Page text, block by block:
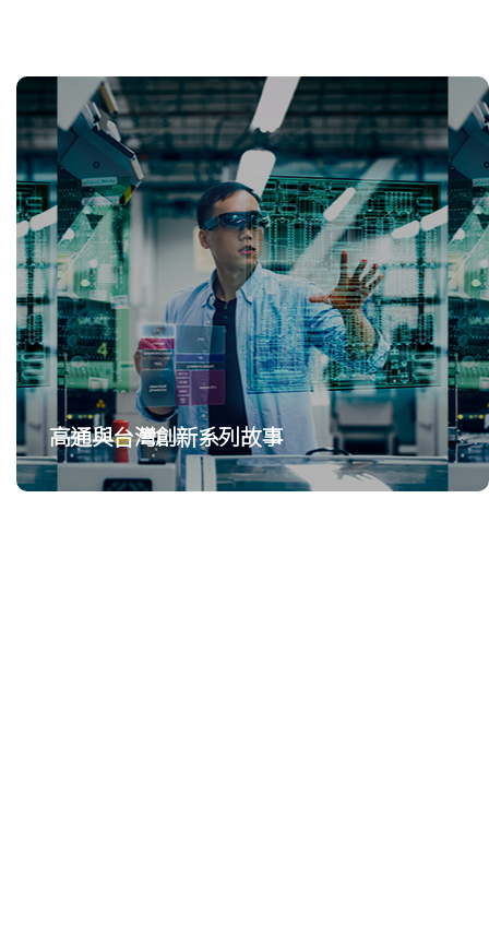
高通與台灣創新系列故事